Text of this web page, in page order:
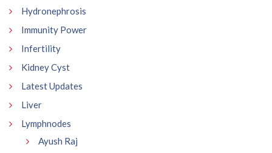
Hydronephrosis
Immunity Power
Infertility
Kidney Cyst
Latest Updates
Liver
Lymphnodes
Ayush Raj